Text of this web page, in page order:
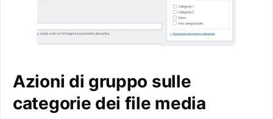
Azioni di gruppo sulle
categorie dei file media